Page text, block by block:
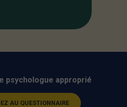
psychologue approprié
AU QUESTIONNAIRE